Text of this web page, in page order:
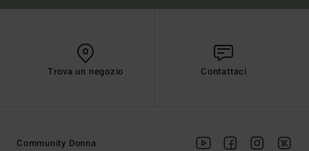
Trova un negozio Contattaci
Community Donna